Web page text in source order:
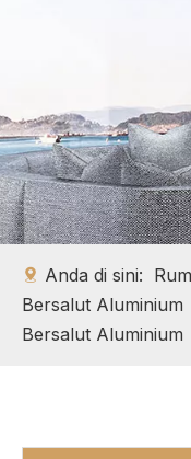
Anda di sini:
Bersalut Aluminium
Bersalut Aluminium